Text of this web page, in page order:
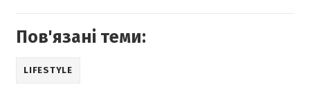
Пов'язані теми:
LIFESTYLE